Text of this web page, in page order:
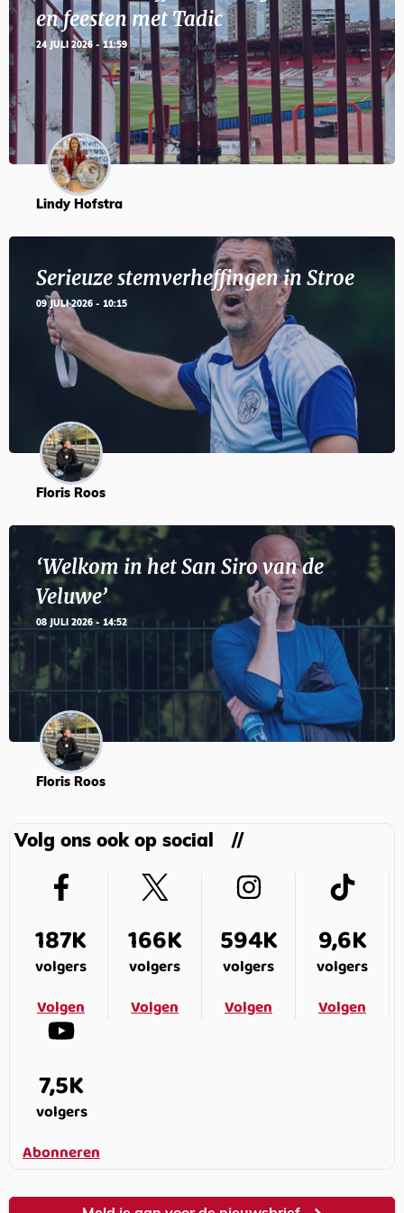
en feesten met Tadic
24 JULI 2026 - 11:59
Lindy Hofstra
Serieuze stemverheffingen in Stroe
09 JULI 2026 - 10:15
Floris Roos
‘Welkom in het San Siro van de
Veluwe’
08 JULI 2026 - 14:52
Floris Roos
Volg ons ook op social
187K
volgers
Volgen
166K
volgers
Volgen
594K
volgers
Volgen
9,6K
volgers
Volgen
7,5K
volgers
Abonneren